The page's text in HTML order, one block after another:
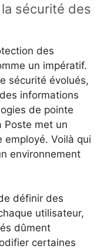
la sécurité des
des
un impératif.
sécurité évolués,
informations
de pointe
Poste met un
employé. Voilà qui
environnement
définir des
utilisateur,
dûment
certaines